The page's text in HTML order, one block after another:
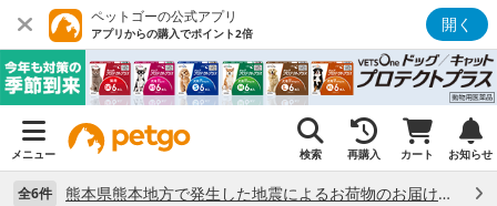
ペットゴーの公式アプリ
アプリからの購入でポイント2倍 開く
メニュー 検索 再購入 カート お知らせ
全6件 熊本県熊本地方で発生した地震によるお荷物のお届け状況について （7/28）